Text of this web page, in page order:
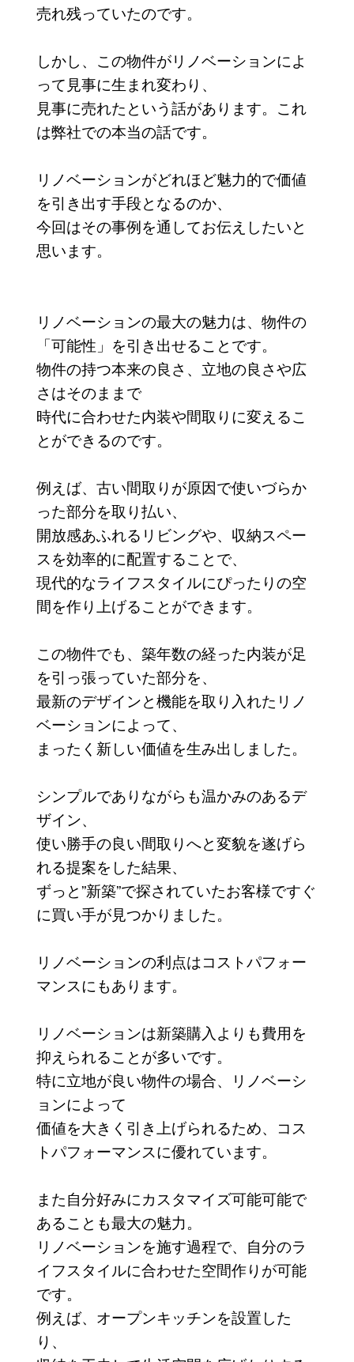
売れ残っていたのです。
しかし、この物件がリノベーションによ
って見事に生まれ変わり、
見事に売れたという話があります。これ
は弊社での本当の話です。
リノベーションがどれほど魅力的で価値
を引き出す手段となるのか、
今回はその事例を通してお伝えしたいと
思います。
リノベーションの最大の魅力は、物件の
「可能性」を引き出せることです。
物件の持つ本来の良さ、立地の良さや広
さはそのままで
時代に合わせた内装や間取りに変えるこ
とができるのです。
例えば、古い間取りが原因で使いづらか
った部分を取り払い、
開放感あふれるリビングや、収納スペー
スを効率的に配置することで、
現代的なライフスタイルにぴったりの空
間を作り上げることができます。
この物件でも、築年数の経った内装が足
を引っ張っていた部分を、
最新のデザインと機能を取り入れたリノ
ベーションによって、
まったく新しい価値を生み出しました。
シンプルでありながらも温かみのあるデ
ザイン、
使い勝手の良い間取りへと変貌を遂げら
れる提案をした結果、
ずっと”新築”で探されていたお客様ですぐ
に買い手が見つかりました。
リノベーションの利点はコストパフォー
マンスにもあります。
リノベーションは新築購入よりも費用を
抑えられることが多いです。
特に立地が良い物件の場合、リノベーシ
ョンによって
価値を大きく引き上げられるため、コス
トパフォーマンスに優れています。
また自分好みにカスタマイズ可能可能で
あることも最大の魅力。
リノベーションを施す過程で、自分のラ
イフスタイルに合わせた空間作りが可能
です。
例えば、オープンキッチンを設置した
り、